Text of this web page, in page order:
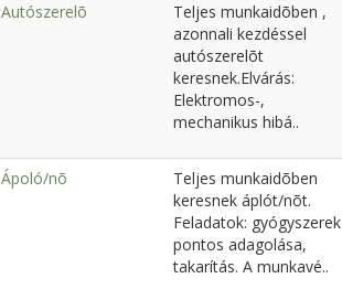
Autószerelõ
Teljes munkaidõben ,
azonnali kezdéssel
autószerelõt
keresnek.Elvárás:
Elektromos-,
mechanikus hibá..
Ápoló/nõ
Teljes munkaidõben
keresnek áplót/nõt.
Feladatok: gyógyszerek
pontos adagolása,
takarítás. A munkavé..